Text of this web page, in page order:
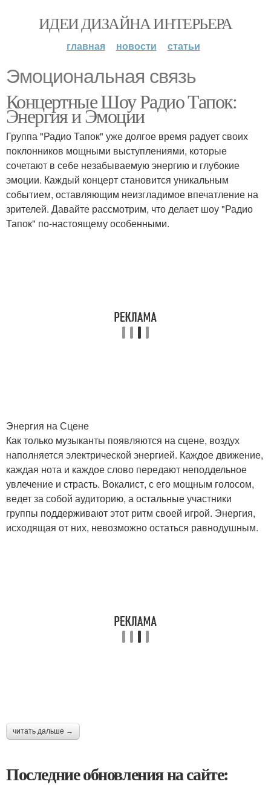
ИДЕИ ДИЗАЙНА ИНТЕРЬЕРА
главная новости статьи
Эмоциональная связь
Концертные Шоу Радио Тапок:
Энергия и Эмоции
Группа "Радио Тапок" уже долгое время радует своих
поклонников мощными выступлениями, которые
сочетают в себе незабываемую энергию и глубокие
эмоции. Каждый концерт становится уникальным
событием, оставляющим неизгладимое впечатление на
зрителей. Давайте рассмотрим, что делает шоу "Радио
Тапок" по-настоящему особенными.
Энергия на Сцене
Как только музыканты появляются на сцене, воздух
наполняется электрической энергией. Каждое движение,
каждая нота и каждое слово передают неподдельное
увлечение и страсть. Вокалист, с его мощным голосом,
ведет за собой аудиторию, а остальные участники
группы поддерживают этот ритм своей игрой. Энергия,
исходящая от них, невозможно остаться равнодушным.
читать дальше →
Последние обновления на сайте: